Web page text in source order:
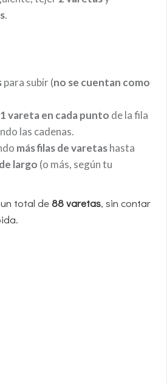
.
para subir (no se cuentan como
1 vareta en cada punto de la fila
las cadenas.
más filas de varetashasta
largo (o más, según tu
total de88 varetas, sin contar